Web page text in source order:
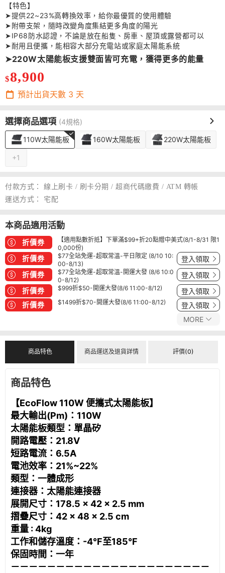
【特色】
➤提供22~23%高轉換效率，給你最優質的使用體驗
➤附帶支架，隨時改變角度集結更多角度的陽光
➤IP68防水認證，不論是放在船隻、房車、屋頂或露營都可以
➤耐用且便攜，能相容大部分充電站或家庭太陽能系統
➤220W太陽能板支援雙面皆可充電，獲得更多的能量
$8,900
預計出貨天數 3 天
選擇商品選項 (4規格)
110W太陽能板 160W太陽能板 220W太陽能板
+1
付款方式：
線上刷卡 / 刷卡分期 / 超商代碼繳費 / ATM 轉帳
運送方式：
宅配
本商品適用活動
折價券
【適用點數折抵】下單滿$99+折20點贈中美式(8/1-8/31 限1
0,000份)
折價券
$77全站免運-超取常溫-平日限定 (8/10 10:
00-8/13)
登入領取
折價券
$77全站免運-超取常溫-開運大發 (8/6 10:0
0-8/12)
登入領取
折價券 $999折$50-開運大發(8/6 11:00-8/12) 登入領取
折價券 $1499折$70-開運大發(8/6 11:00-8/12) 登入領取
MORE
商品特色 商品運送及退貨詳情 評價(0)
商品特色
【EcoFlow 110W 便攜式太陽能板】
最大輸出(Pm)：110W
太陽能板類型：單晶矽
開路電壓：21.8V
短路電流：6.5A
電池效率：21%~22%
類型：一體成形
連接器：太陽能連接器
展開尺寸：178.5 × 42 × 2.5 mm
摺疊尺寸：42 × 48 × 2.5 cm
重量 : 4kg
工作和儲存溫度：-4°F至185°F
保固時間：一年
－－－－－－－－－－－－－－－－－－－－－－